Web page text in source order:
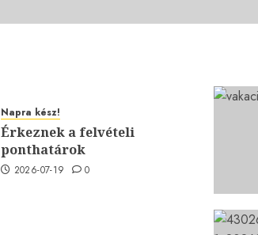
Napra kész!
Érkeznek a felvételi
ponthatárok
2026-07-19 0